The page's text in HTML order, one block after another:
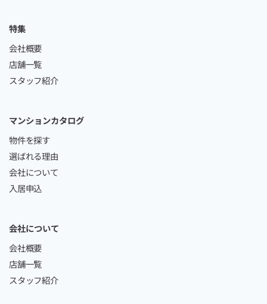
特集
会社概要
店舗一覧
スタッフ紹介
マンションカタログ
物件を探す
選ばれる理由
会社について
入居申込
会社について
会社概要
店舗一覧
スタッフ紹介